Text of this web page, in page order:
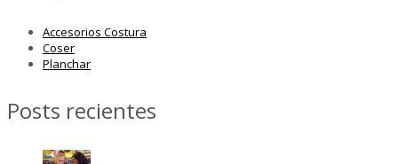
Accesorios Costura
Coser
Planchar
Posts recientes